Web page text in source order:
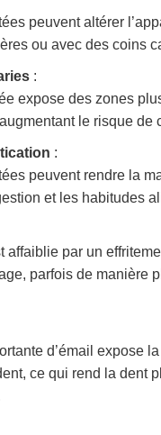
peuvent altérer
ou avec des coins
:
expose des zones
le risque de
:
peuvent rendre la
et les habitudes
affaiblie par un
parfois de manière
d’émail expose
ce qui rend la dent